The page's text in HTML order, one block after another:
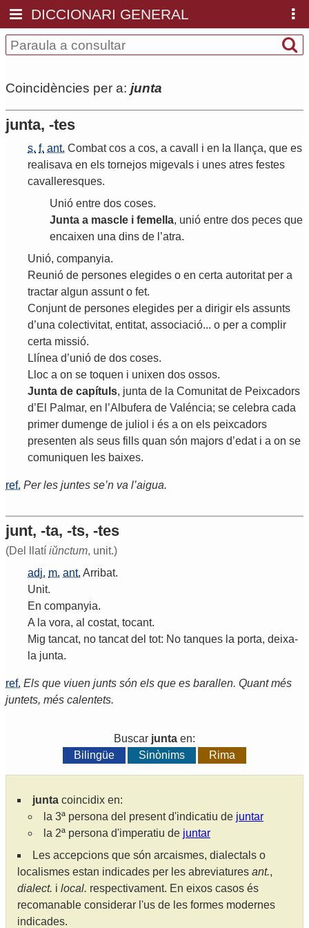
DICCIONARI GENERAL
Coincidències per a: junta
junta, -tes
s. f. ant. Combat cos a cos, a cavall i en la llança, que es
realisava en els tornejos migevals i unes atres festes
cavalleresques.
Unió entre dos coses.
Junta a mascle i femella, unió entre dos peces que
encaixen una dins de ’atra.
Unió, companyia.
Reunió de persones elegides o en certa autoritat per a
tractar algun assunt o fet.
Conjunt de persones elegides per a dirigir els assunts
d’una colectivitat, entitat, associació... o per a complir
certa missió.
Llínea d’unió de dos coses.
Lloc a on se toquen i unixen dos ossos.
Junta de capítuls, junta de la Comunitat de Peixcadors
d’El Palmar, en ’Albufera de Valéncia; se celebra cada
primer dumenge de juliol i és a on els peixcadors
presenten als seus fills quan són majors d’edat i a on se
comuniquen les baixes.
ref. Per les juntes se’n va l’aigua.
junt, -ta, -ts, -tes
(Del llatí iŭnctum, unit.)
adj. m. ant. Arribat.
Unit.
En companyia.
A la vora, al costat, tocant.
Mig tancat, no tancat del tot: No tanques la porta, deixa-
la junta.
ref. Els que viuen junts són els que es barallen. Quant més
juntets, més calentets.
Buscar junta en:
Bilingüe
Sinònims Rima
junta coincidix en:
la 3ª persona del present d'indicatiu de juntar
la 2ª persona d'imperatiu de juntar
Les accepcions que són arcaismes, dialectals o
localismes estan indicades per les abreviatures ant.,
dialect. i local. respectivament. En eixos casos és
recomanable considerar l'us de les formes modernes
indicades.